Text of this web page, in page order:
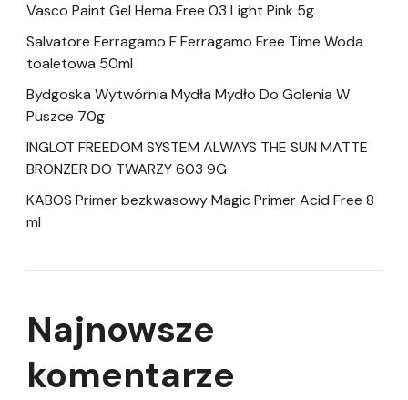
Vasco Paint Gel Hema Free 03 Light Pink 5g
Salvatore Ferragamo F Ferragamo Free Time Woda
toaletowa 50ml
Bydgoska Wytwórnia Mydła Mydło Do Golenia W
Puszce 70g
INGLOT FREEDOM SYSTEM ALWAYS THE SUN MATTE
BRONZER DO TWARZY 603 9G
KABOS Primer bezkwasowy Magic Primer Acid Free 8
ml
Najnowsze
komentarze